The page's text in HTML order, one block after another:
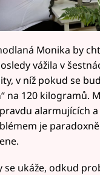
Monika by
vážila v
v níž pokud se
na 120 kilogramů.
alarmujících
je
se ukáže, odkud